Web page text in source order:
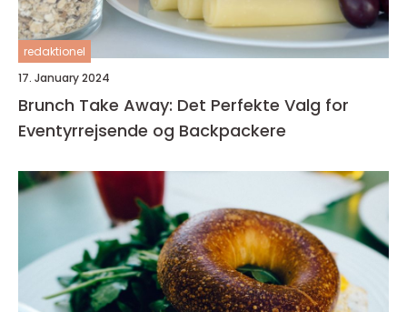
redaktionel
17. January 2024
Brunch Take Away: Det Perfekte Valg for
Eventyrrejsende og Backpackere